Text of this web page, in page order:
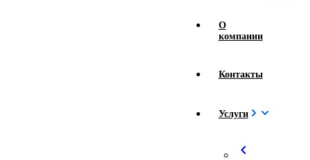
О
компании
Контакты
Услуги
chevron_left